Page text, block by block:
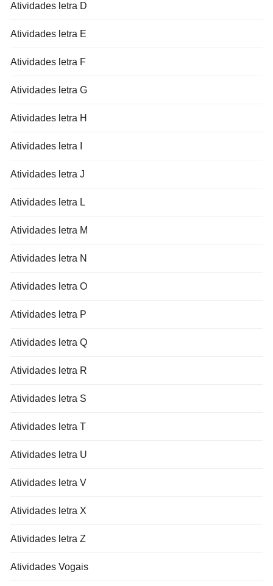
Atividades letra D
Atividades letra E
Atividades letra F
Atividades letra G
Atividades letra H
Atividades letra I
Atividades letra J
Atividades letra L
Atividades letra M
Atividades letra N
Atividades letra O
Atividades letra P
Atividades letra Q
Atividades letra R
Atividades letra S
Atividades letra T
Atividades letra U
Atividades letra V
Atividades letra X
Atividades letra Z
Atividades Vogais